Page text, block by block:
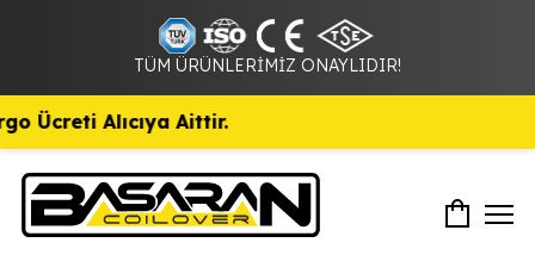
TÜM ÜRÜNLERİMİZ ONAYLIDIR!
Ücreti Alıcıya Aittir.